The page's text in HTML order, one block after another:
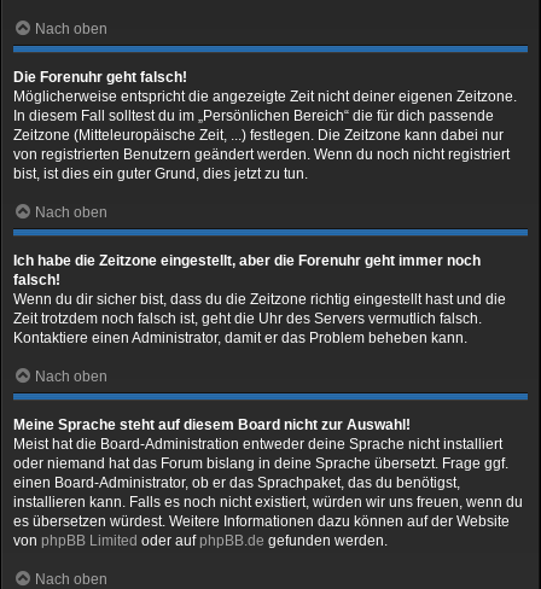
Nach oben
Die Forenuhr geht falsch!
Möglicherweise entspricht die angezeigte Zeit nicht deiner eigenen Zeitzone.
In diesem Fall solltest du im „Persönlichen Bereich“ die für dich passende
Zeitzone (Mitteleuropäische Zeit, ...) festlegen. Die Zeitzone kann dabei nur
von registrierten Benutzern geändert werden. Wenn du noch nicht registriert
bist, ist dies ein guter Grund, dies jetzt zu tun.
Nach oben
Ich habe die Zeitzone eingestellt, aber die Forenuhr geht immer noch
falsch!
Wenn du dir sicher bist, dass du die Zeitzone richtig eingestellt hast und die
Zeit trotzdem noch falsch ist, geht die Uhr des Servers vermutlich falsch.
Kontaktiere einen Administrator, damit er das Problem beheben kann.
Nach oben
Meine Sprache steht auf diesem Board nicht zur Auswahl!
Meist hat die Board-Administration entweder deine Sprache nicht installiert
oder niemand hat das Forum bislang in deine Sprache übersetzt. Frage ggf.
einen Board-Administrator, ob er das Sprachpaket, das du benötigst,
installieren kann. Falls es noch nicht existiert, würden wir uns freuen, wenn du
es übersetzen würdest. Weitere Informationen dazu können auf der Website
von phpBB Limited oder aufphpBB.de gefunden werden.
Nach oben